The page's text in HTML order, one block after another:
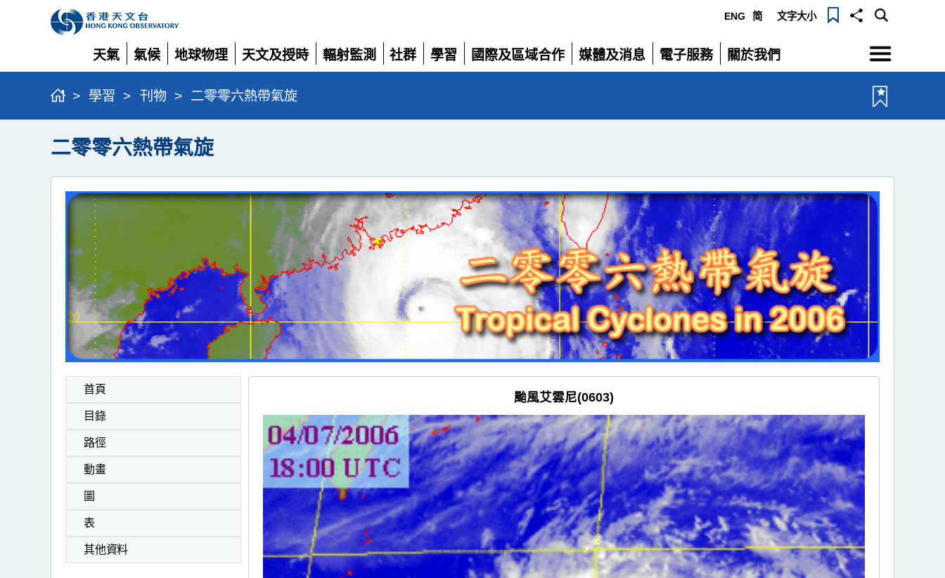
ENG 简 文字大小
天氣
展
開
氣候
展
開
地球物理
展
開
天文及授時
展
開
輻射監測
展
社群
展
學習
展
國際及區域合作
展
媒體及消息
展
電子服務
展
關於我們
展
選
單
> 學習 > 刊物 > 二零零六熱帶氣旋
二零零六熱帶氣旋
首頁
目錄
路徑
動畫
圖
表
其他資料
颱風艾雲尼(0603)